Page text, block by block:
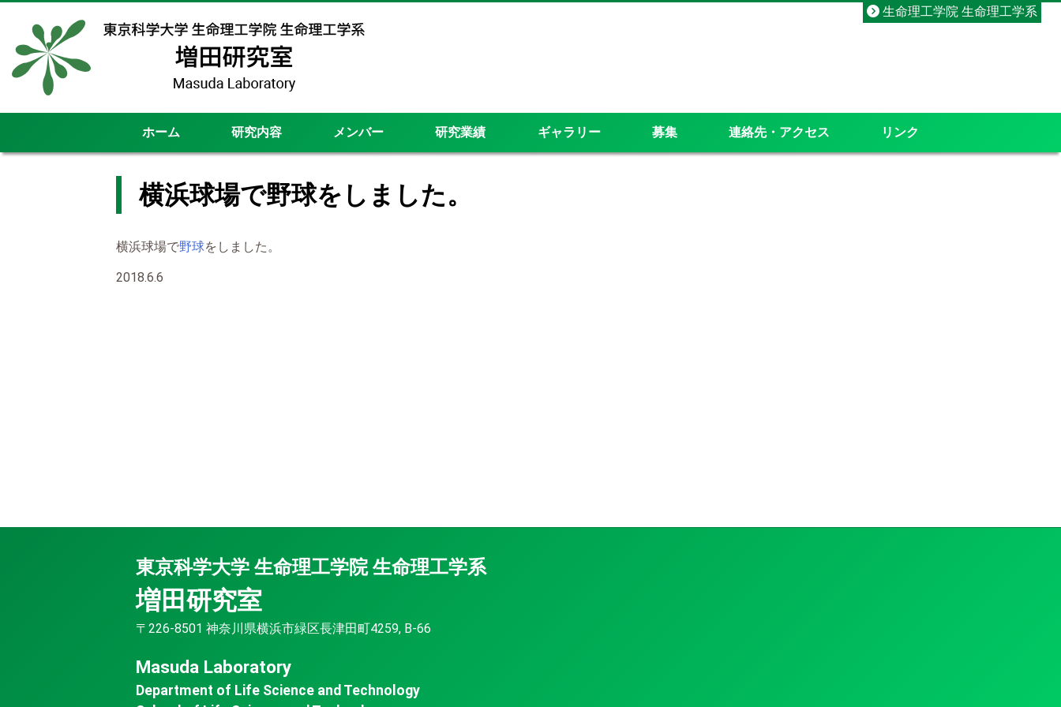
生命理工学院 生命理工学系
ホーム 研究内容 メンバー 研究業績 ギャラリー 募集 連絡先・アクセス リンク
横浜球場で野球をしました。
横浜球場で野球をしました。
2018.6.6
東京科学大学 生命理工学院 生命理工学系
増田研究室
〒226-8501 神奈川県横浜市緑区長津田町4259, B-66
Masuda Laboratory
Department of Life Science and Technology